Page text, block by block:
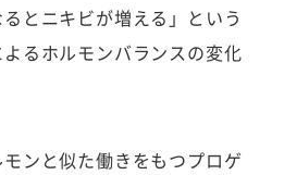
とニキビが増える」という
るホルモンバランスの変化
ンと似た働きをもつプロゲ